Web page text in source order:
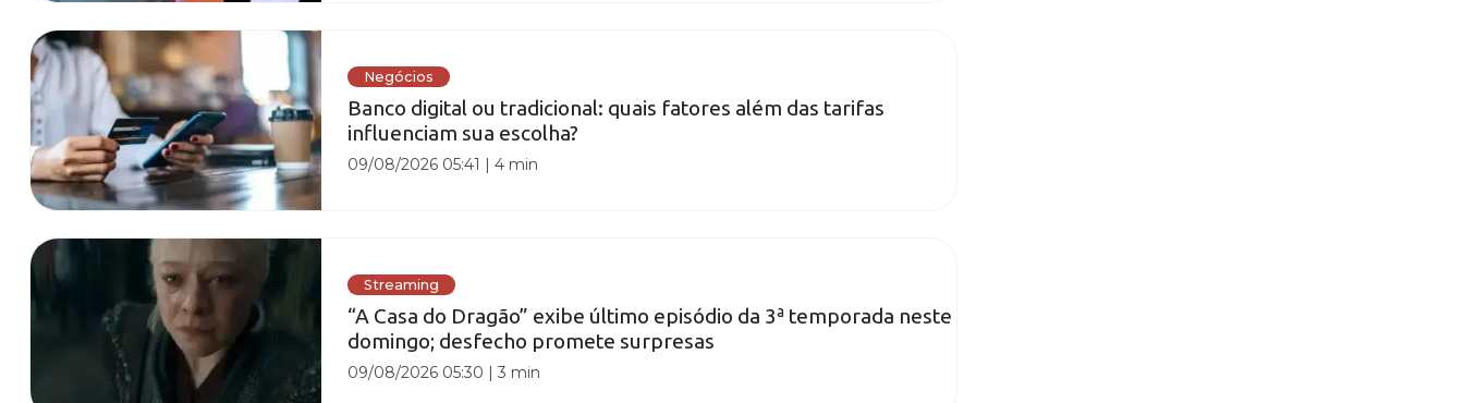
Negócios
Banco digital ou tradicional: quais fatores além das tarifas
influenciam sua escolha?
09/08/2026 05:41 |4 min
Streaming
“A Casa do Dragão” exibe último episódio da 3ª temporada neste
domingo; desfecho promete surpresas
09/08/2026 05:30 |3 min